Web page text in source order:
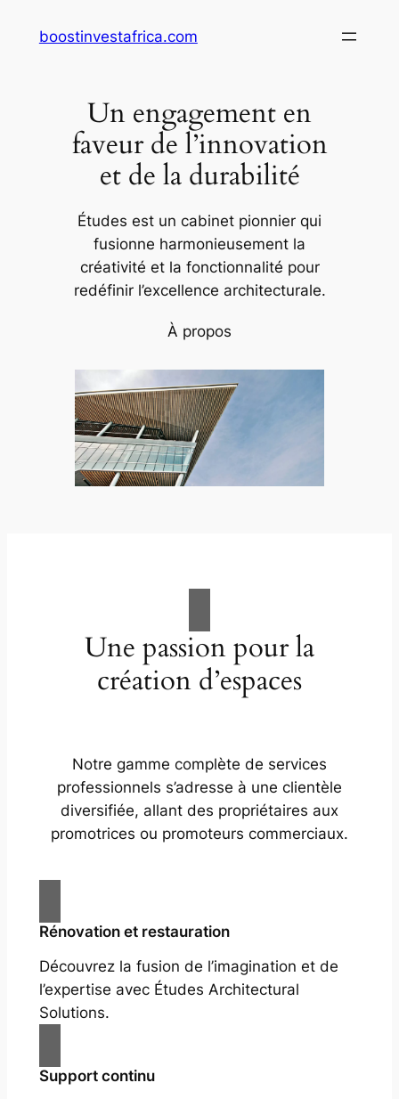
boostinvestafrica.com
Un engagement en
faveur de l’innovation
et de la durabilité
Études est un cabinet pionnier qui
fusionne harmonieusement la
créativité et la fonctionnalité pour
redéfinir l’excellence architecturale.
À propos
Une passion pour la
création d’espaces
Notre gamme complète de services
professionnels s’adresse à une clientèle
diversifiée, allant des propriétaires aux
promotrices ou promoteurs commerciaux.
Rénovation et restauration
Découvrez la fusion de l’imagination et de
l’expertise avec Études Architectural
Solutions.
Support continu